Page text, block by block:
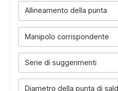
Allineamento della punta
Manipolo corrispondente
Serie di suggerimenti
Diametro della punta di